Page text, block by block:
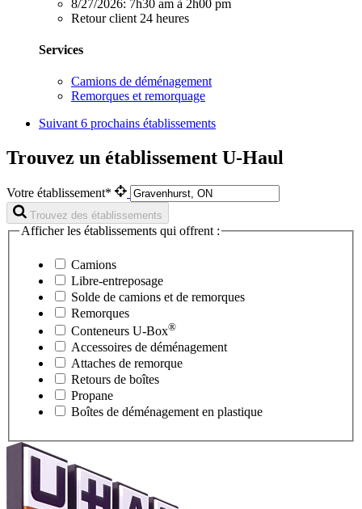
8/27/2026: 7h30 am à 2h00 pm
Retour client 24 heures
Services
Camions de déménagement
Remorques et remorquage
Suivant 6 prochains établissements
Trouvez un établissement U-Haul
Votre établissement*
Trouvez des établissements
Afficher les établissements qui offrent :
Camions
Libre-entreposage
Solde de camions et de remorques
Remorques
Conteneurs U-Box®
Accessoires de déménagement
Attaches de remorque
Retours de boîtes
Propane
Boîtes de déménagement en plastique